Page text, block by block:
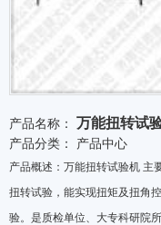
产品名称： 万能扭转试
产品分类： 产品中心
产品概述：万能扭转试验机
扭转试验，能实现扭矩及扭
验。是质检单位、大专科研